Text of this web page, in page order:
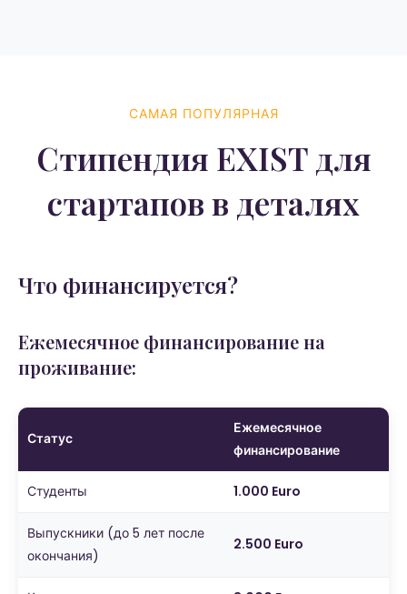
САМАЯ ПОПУЛЯРНАЯ
Стипендия EXIST для
стартапов в деталях
Что финансируется?
Ежемесячное финансирование на
проживание:
Статус
Ежемесячное
финансирование
Студенты 1.000 Euro
Выпускники (до 5 лет после
окончания)
2.500 Euro